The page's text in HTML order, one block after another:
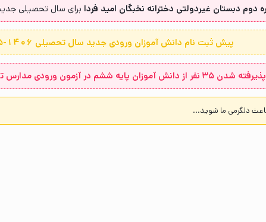
دوم دبستان غیردولتی دخترانه نخبگان امید فردا برای سال تحصیلی
پیش ثبت نام دانش آموزان ورودی جدید سال تحصیلی 1406-1405 از اینجا...
پذیرفته شدن ۳۵ نفر از دانش آموزان پایه ششم در آزمون ورودی مدارس تیزهوشان ۱۴۰۴-۱۴۰۳
دلگرمی ما شوید...